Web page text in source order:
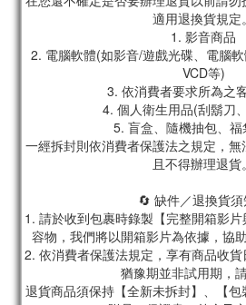
適用退換貨規定。
1. 影音商品
2. 電腦軟體(如影音/遊戲光碟、電腦軟
VCD等)
3. 依消費者要求所為之
4. 個人衛生用品(刮鬍刀
5. 盲盒、隨機抽包、福
一經拆封則依消費者保護法之規定，
且不得辦理退貨。
🔄 缺件／退換貨
1. 請於收到包裹時錄製【完整開箱影
容物，我們將以開箱影片為依據，協
2. 依消費者保護法規定，享有商品收貨
猶豫期並非試用期，請
退貨商品須保持【全新未拆封】、【包